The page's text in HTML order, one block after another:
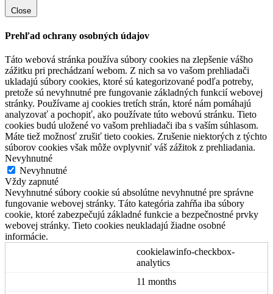
Close
Prehľad ochrany osobných údajov
Táto webová stránka používa súbory cookies na zlepšenie vášho
zážitku pri prechádzaní webom. Z nich sa vo vašom prehliadači
ukladajú súbory cookies, ktoré sú kategorizované podľa potreby,
pretože sú nevyhnutné pre fungovanie základných funkcií webovej
stránky. Používame aj cookies tretích strán, ktoré nám pomáhajú
analyzovať a pochopiť, ako používate túto webovú stránku. Tieto
cookies budú uložené vo vašom prehliadači iba s vaším súhlasom.
Máte tiež možnosť zrušiť tieto cookies. Zrušenie niektorých z týchto
súborov cookies však môže ovplyvniť váš zážitok z prehliadania.
Nevyhnutné
Nevyhnutné
Vždy zapnuté
Nevyhnutné súbory cookie sú absolútne nevyhnutné pre správne
fungovanie webovej stránky. Táto kategória zahŕňa iba súbory
cookie, ktoré zabezpečujú základné funkcie a bezpečnostné prvky
webovej stránky. Tieto cookies neukladajú žiadne osobné
informácie.
cookielawinfo-checkbox-
analytics
11 months